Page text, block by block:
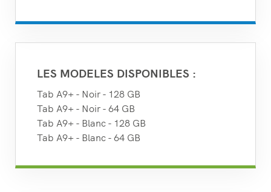
LES MODELES DISPONIBLES :
Tab A9+ - Noir - 128 GB
Tab A9+ - Noir - 64 GB
Tab A9+ - Blanc - 128 GB
Tab A9+ - Blanc - 64 GB